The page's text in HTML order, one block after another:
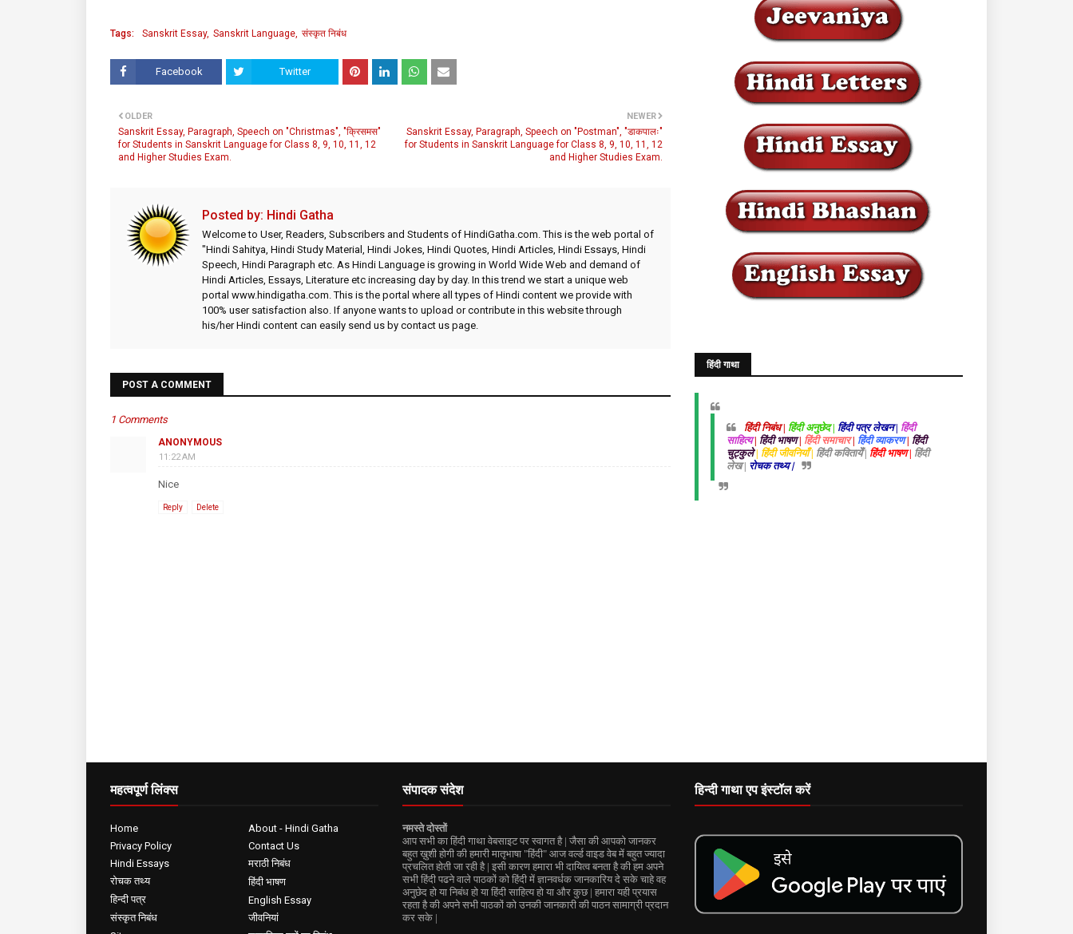
Tags: Sanskrit Essay Sanskrit Language संस्कृत निबंध
Facebook Twitter
NEWER
Sanskrit Essay, Paragraph, Speech on "Postman", "डाकपालः"
for Students in Sanskrit Language for Class 8, 9, 10, 11, 12
and Higher Studies Exam.
OLDER
Sanskrit Essay, Paragraph, Speech on "Christmas", "क्रिसमस"
for Students in Sanskrit Language for Class 8, 9, 10, 11, 12
and Higher Studies Exam.
Posted by: Hindi Gatha
Welcome to User, Readers, Subscribers and Students of HindiGatha.com. This is the web portal of
"Hindi Sahitya, Hindi Study Material, Hindi Jokes, Hindi Quotes, Hindi Articles, Hindi Essays, Hindi
Speech, Hindi Paragraph etc. As Hindi Language is growing in World Wide Web and demand of
Hindi Articles, Essays, Literature etc increasing day by day. In this trend we start a unique web
portal www.hindigatha.com. This is the portal where all types of Hindi content we provide with
100% user satisfaction also. If anyone wants to upload or contribute in this website through
his/her Hindi content can easily send us by contact us page.
POST A COMMENT
1 Comments
ANONYMOUS
11:22 AM
Nice
Reply Delete
हिंदी गाथा
हिंदी निबंध | हिंदी अनुछेद | हिंदी पत्र लेखन | हिंदी
साहित्य| हिंदी भाषण| हिंदी समाचार| हिंदी व्याकरण| हिंदी
चुट्कुले| हिंदी जीवनियाँ | हिंदी कवितायेँ | हिंदी भाषण | हिंदी
लेख | रोचक तथ्य |
महत्वपूर्ण लिंक्स
Home
About - Hindi Gatha
Privacy Policy
Contact Us
Hindi Essays
मराठी निबंध
रोचक तथ्य
हिंदी भाषण
हिन्दी पत्र
English Essay
संस्कृत निबंध
जीवनियां
संपादक संदेश
नमस्ते दोस्तों
आप सभी का हिंदी गाथा वेबसाइट पर स्वागत है | जैसा की आपको जानकर
बहुत ख़ुशी होगी की हमारी मातृभाषा "हिंदी" आज वर्ल्ड वाइड वेब में बहुत ज्यादा
प्रचलित होती जा रही है | इसी कारण हमारा भी दायित्व बनता है की हम अपने
सभी हिंदी पढने वाले पाठकों को हिंदी में ज्ञानवर्धक जानकारिय दे सके चाहे वह
अनुछेद हो या निबंध हो या हिंदी साहित्य हो या और कुछ | हमारा यही प्रयास
रहता है की अपने सभी पाठकों को उनकी जानकारी की पाठन सामाग्री प्रदान
कर सके |
हिन्दी गाथा एप इंस्टॉल करें